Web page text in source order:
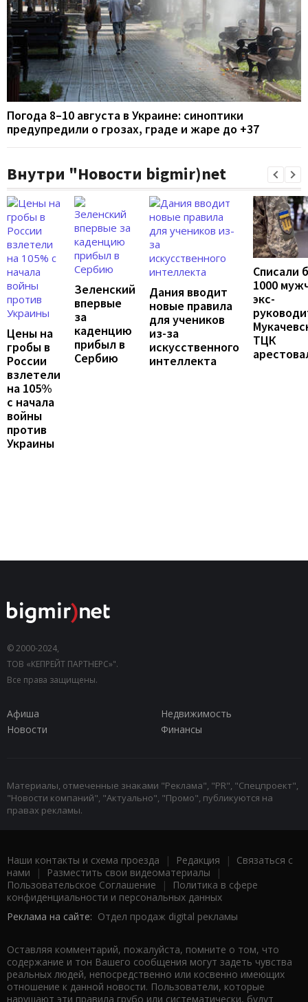
Погода 8–10 августа в Украине: синоптики
предупредили о грозах, граде и жаре до +37
Внутри "Новости bigmir)net
Цены на
гробы в
России
взлетели
на 105%
с начала
войны
против
Украины
Зеленский
впервые
за
каденцию
прибыл в
Сербию
Дания вводит
новые правила
для учеников
из-за
искусственного
интеллекта
Списали
1000
экс-
ТЦК
© 2000-2024,
ТОВ «КЕПРЕЙТ ПАРТНЕРС»".
Все права защищены.
Афиша
Недвижимость
Новости
Финансы
Материалы, отмеченные знаками "Реклама", "PR", "Спецпроект",
"Новости компаний", "Актуально", "Промо", публикуются на
правах рекламы.
Наши контакты и схема проезда | Редакция | Связаться с
нами | Разместить свои видеоматериалы |
Пользовательское Соглашение |
Политика в сфере
конфиденциальности и персональных данных
Реклама на сайте: Отдел продаж digital рекламы
Оставляя комментарий, пожалуйста, помните о том, что
содержание и тон Вашего сообщения могут задеть чувства
реальных людей, непосредственно или косвенно имеющих
отношение к данной новости. Пользователи, которые
нарушают эти правила грубо или систематически, будут